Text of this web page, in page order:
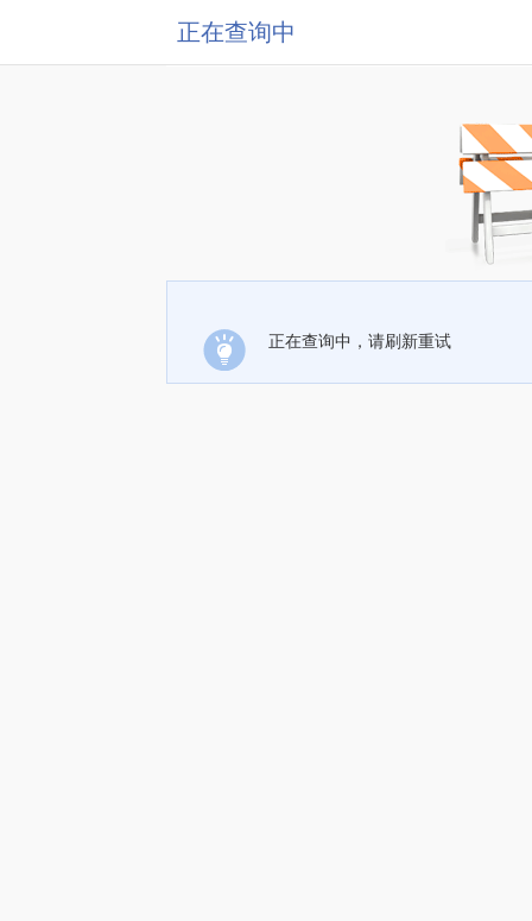
正在查询中
正在查询中，请刷新重试